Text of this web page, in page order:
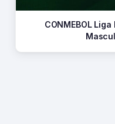
CONMEBOL